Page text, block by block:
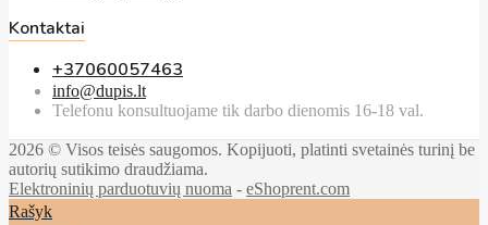
Kontaktai
+37060057463
info@dupis.lt
Telefonu konsultuojame tik darbo dienomis 16-18 val.
2026 © Visos teisės saugomos. Kopijuoti, platinti svetainės turinį be
autorių sutikimo draudžiama.
Elektroninių parduotuvių nuoma - eShoprent.com
Rašyk